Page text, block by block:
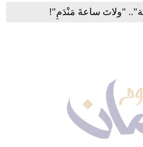
"ولاتَ ساعةَ مَنْدَمِ"!